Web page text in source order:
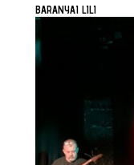
BARANYAI LILI